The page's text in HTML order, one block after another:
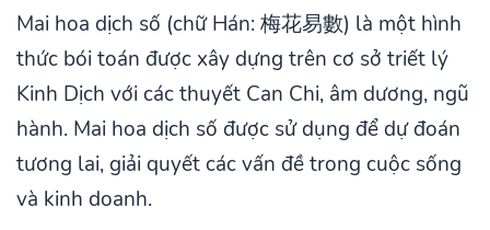
Mai hoa dịch số (chữ Hán: 梅花易數) là một hình
thức bói toán được xây dựng trên cơ sở triết lý
Kinh Dịch với các thuyết Can Chi, âm dương, ngũ
hành. Mai hoa dịch số được sử dụng để dự đoán
tương lai, giải quyết các vấn đề trong cuộc sống
và kinh doanh.